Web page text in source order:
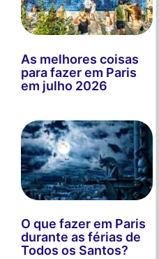
As melhores coisas
para fazer em Paris
em julho 2026
O que fazer em Paris
durante as férias de
Todos os Santos?